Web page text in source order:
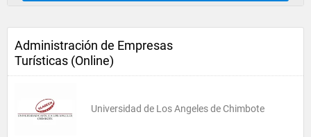
Administración de Empresas
Turísticas (Online)
Universidad de Los Angeles de Chimbote